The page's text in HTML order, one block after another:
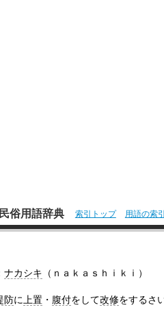
俗用語辞典 索引トップ 用語の索引
ナカシキ （ｎａｋａｓｈｉｋｉ）
防に 上置・ 腹付をして改修をするさ